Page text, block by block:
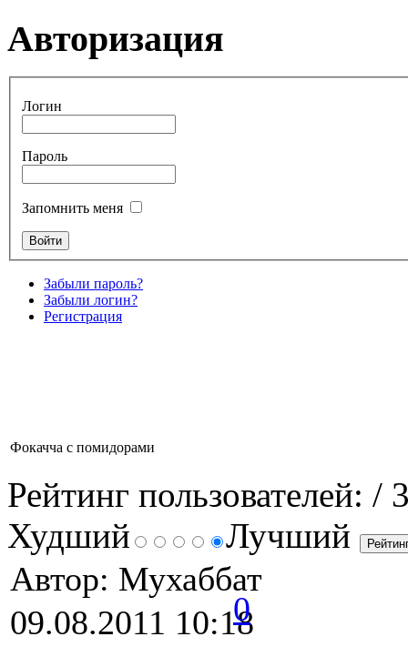
Авторизация
Логин
Пароль
Запомнить меня
Забыли пароль?
Забыли логин?
Регистрация
Фокачча с помидорами
Рейтинг пользователей: /
Худший
Лучший
Автор: Мухаббат
09.08.2011 10:18
0